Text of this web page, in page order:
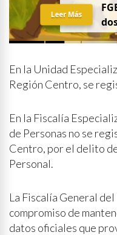
Leer Más
En la Unidad
Región Centro, se
En la Fiscalía
de Personas no se
Centro, por el delito
Personal.
La Fiscalía General
compromiso de
datos oficiales que